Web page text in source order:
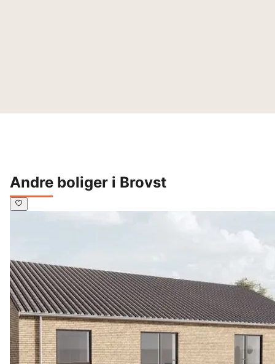
Andre boliger i Brovst